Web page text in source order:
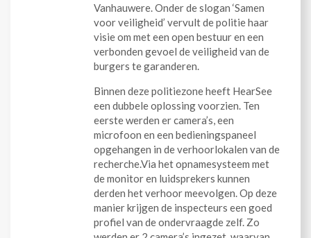
Vanhauwere. Onder de slogan ‘Samen
voor veiligheid’ vervult de politie haar
visie om met een open bestuur en een
verbonden gevoel de veiligheid van de
burgers te garanderen.
Binnen deze politiezone heeft HearSee
een dubbele oplossing voorzien. Ten
eerste werden er camera’s, een
microfoon en een bedieningspaneel
opgehangen in de verhoorlokalen van de
recherche.Via het opnamesysteem met
de monitor en luidsprekers kunnen
derden het verhoor meevolgen. Op deze
manier krijgen de inspecteurs een goed
profiel van de ondervraagde zelf. Zo